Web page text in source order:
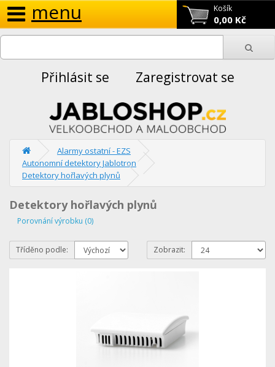
Košík
0,00 Kč
menu
Přihlásit se Zaregistrovat se
Alarmy ostatní - EZS
Autonomní detektory Jablotron
Detektory hořlavých plynů
Detektory hořlavých plynů
Porovnání výrobku (0)
Tříděno podle: Zobrazit: